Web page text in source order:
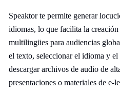
Speaktor te permite generar
idiomas, lo que facilita la
multilingües para audiencias
el texto, seleccionar el idioma y
descargar archivos de audio de
presentaciones o materiales de e-